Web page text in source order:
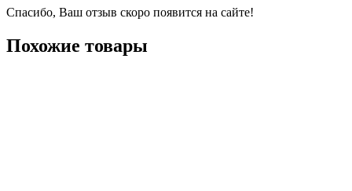
Спасибо, Ваш отзыв скоро появится на сайте!
Похожие товары